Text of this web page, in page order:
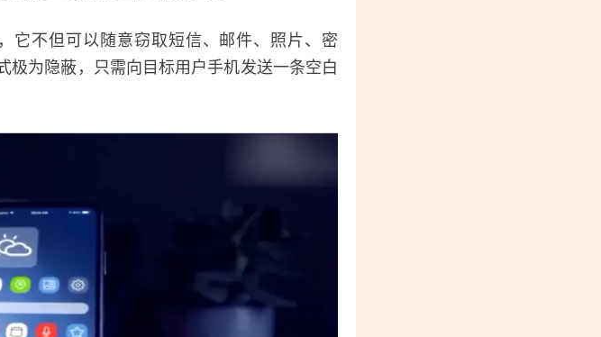
不但可以随意窃取短信、邮件、照片、密
为隐蔽，只需向目标用户手机发送一条空白